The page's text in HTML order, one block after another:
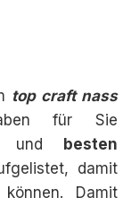
top craft nass
für Sie
und
besten
damit
Damit